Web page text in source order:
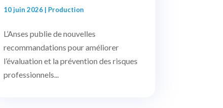
10 juin 2026| Production
L’Anses publie de nouvelles
recommandations pour améliorer
l’évaluation et la prévention des risques
professionnels...